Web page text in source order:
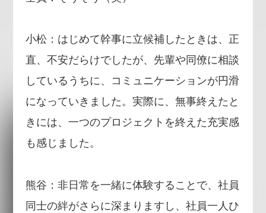
小松：はじめて幹事に立候補したときは、正
直、不安だらけでしたが、先輩や同僚に相談
しているうちに、コミュニケーションが円滑
になっていきました。実際に、無事終えたと
きには、一つのプロジェクトを終えた充実感
も感じました。
熊谷：非日常を一緒に体験することで、社員
同士の絆がさらに深まりますし、社員一人ひ